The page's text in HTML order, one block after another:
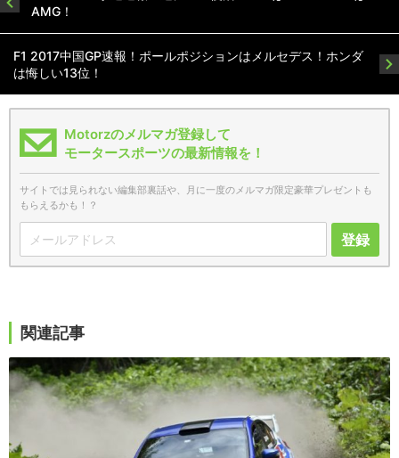
AMG！
F1 2017中国GP速報！ポールポジションはメルセデス！ホンダ
は悔しい13位！
Motorzのメルマガ登録して
モータースポーツの最新情報を！
サイトでは見られない編集部裏話や、月に一度のメルマガ限定豪華プレゼントも
もらえるかも！？
登録
関連記事